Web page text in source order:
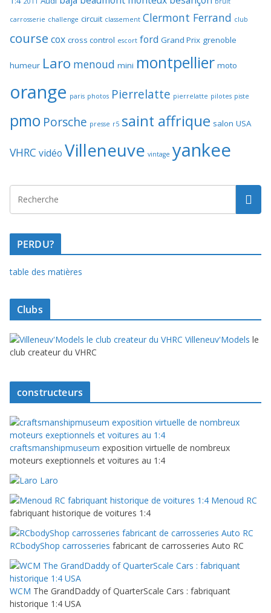
carrosserie challenge circuit classement Clermont Ferrand club
course cox cross control escort ford Grand Prix grenoble
humeur Laro menoud mini montpellier moto
orange paris photos Pierrelatte pierrelatte pilotes piste
pmo Porsche presse r5 saint affrique salon USA
VHRC vidéo Villeneuve vintage yankee
PERDU?
table des matières
Clubs
Villeneuv'Models le
club createur du VHRC
constructeurs
craftsmanshipmuseum exposition virtuelle de nombreux
moteurs exeptionnels et voitures au 1:4
Laro
Menoud RC
fabriquant historique de voitures 1:4
RCbodyShop carrosseries fabricant de carrosseries Auto RC
WCM The GrandDaddy of QuarterScale Cars : fabriquant
historique 1:4 USA